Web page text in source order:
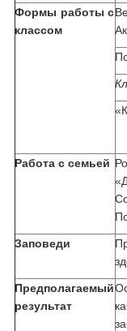
Формы работы с
классом
Работа с семьей
Заповеди
Предполагаемый
результат